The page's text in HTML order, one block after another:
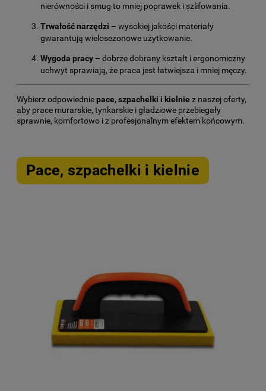
nierówności i smug to mniej poprawek i szlifowania.
Trwałość narzędzi – wysokiej jakości materiały
gwarantują wielosezonowe użytkowanie.
Wygoda pracy – dobrze dobrany kształt i ergonomiczny
uchwyt sprawiają, że praca jest łatwiejsza i mniej męczy.
Wybierz odpowiedniepace, szpachelki i kielnie z naszej oferty,
aby prace murarskie, tynkarskie i gładziowe przebiegały
sprawnie, komfortowo i z profesjonalnym efektem końcowym.
Pace, szpachelki i kielnie